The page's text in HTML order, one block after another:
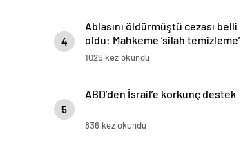
4
Ablasını öldürmüştü cezası belli
oldu: Mahkeme ‘silah temizleme’
yalanını yutmadı
1025 kez okundu
5
ABD’den İsrail’e korkunç destek
836 kez okundu